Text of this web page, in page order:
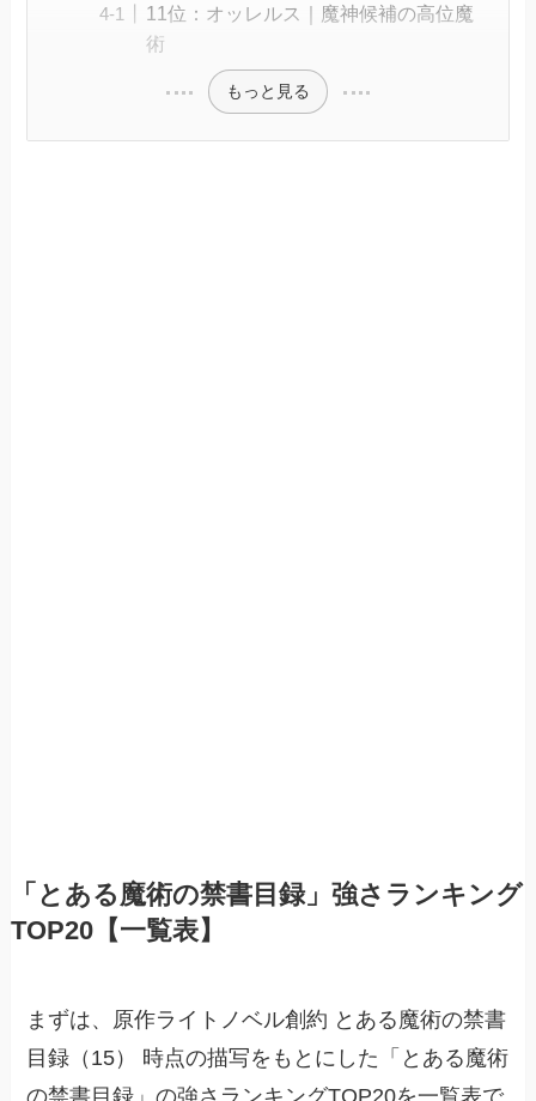
11位：オッレルス｜魔神候補の高位魔
術
もっと見る
「とある魔術の禁書目録」強さランキング
TOP20【一覧表】
まずは、原作ライトノベル創約 とある魔術の禁書
目録（15） 時点の描写をもとにした「とある魔術
の禁書目録」の強さランキングTOP20を一覧表で